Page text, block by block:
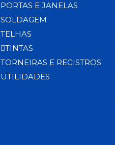
PORTAS E JANELAS
SOLDAGEM
TELHAS
TINTAS
TORNEIRAS E REGISTROS
UTILIDADES